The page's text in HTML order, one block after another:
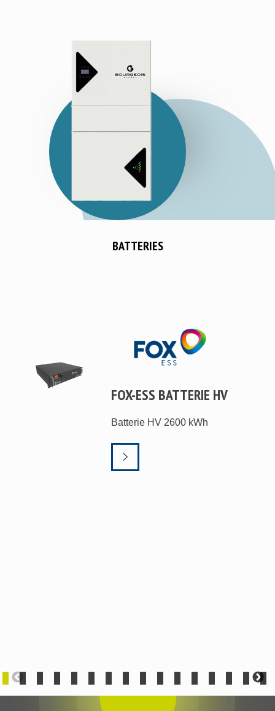
BATTERIES
FOX-ESS BATTERIE HV
Batterie HV 2600 kWh